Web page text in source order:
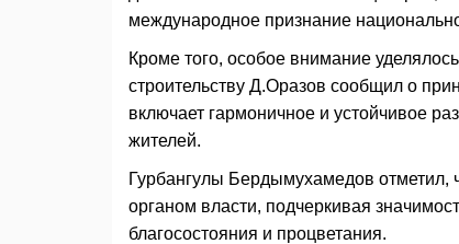
международное признание
Кроме того, особое внимание
строительству Д.Оразов сообщил о
включает гармоничное и устойчивое
жителей.
Гурбангулы Бердымухамедов отметил,
органом власти, подчеркивая
благосостояния и процветания.